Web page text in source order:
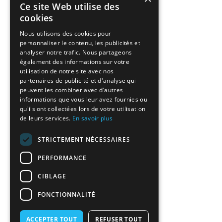
Ce site Web utilise des
cookies
Nous utilisons des cookies pour
personnaliser le contenu, les publicités et
analyser notre trafic. Nous partageons
également des informations sur votre
utilisation de notre site avec nos
partenaires de publicité et d'analyse qui
peuvent les combiner avec d'autres
informations que vous leur avez fournies ou
qu'ils ont collectées lors de votre utilisation
de leurs services. En savoir plus
STRICTEMENT NÉCESSAIRES
PERFORMANCE
CIBLAGE
FONCTIONNALITÉ
ACCEPTER TOUT REFUSER TOUT